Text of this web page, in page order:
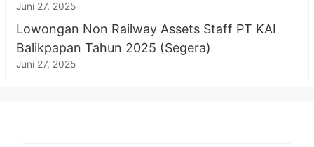
Juni 27, 2025
Lowongan Non Railway Assets Staff PT KAI
Balikpapan Tahun 2025 (Segera)
Juni 27, 2025